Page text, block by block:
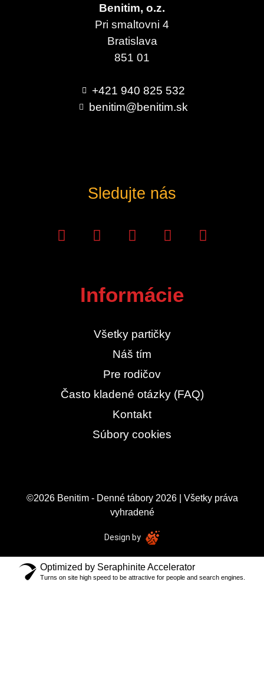
Benitim, o.z.
Pri smaltovni 4
Bratislava
851 01
+421 940 825 532
benitim@benitim.sk
Sledujte nás
Informácie
Všetky partičky
Náš tím
Pre rodičov
Často kladené otázky (FAQ)
Kontakt
Súbory cookies
©2026 Benitim - Denné tábory 2026 | Všetky práva
vyhradené
Design by
Optimized by Seraphinite Accelerator
Turns on site high speed to be attractive for people and search engines.